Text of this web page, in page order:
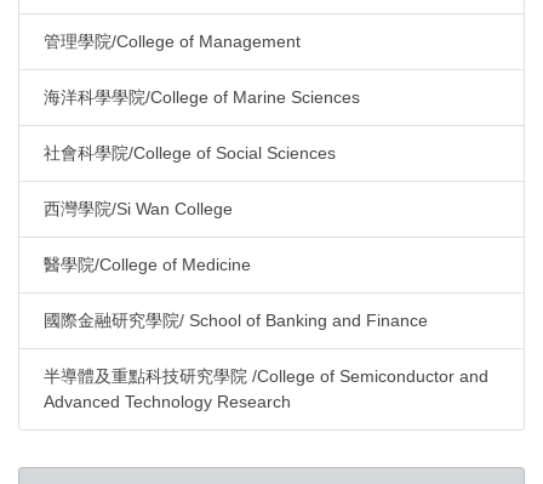
管理學院/College of Management
海洋科學學院/College of Marine Sciences
社會科學院/College of Social Sciences
西灣學院/Si Wan College
醫學院/College of Medicine
國際金融研究學院/ School of Banking and Finance
半導體及重點科技研究學院 /College of Semiconductor and
Advanced Technology Research